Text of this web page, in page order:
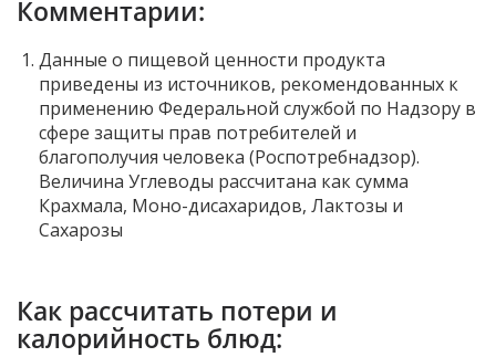
Комментарии:
Данные о пищевой ценности продукта
приведены из источников, рекомендованных к
применению Федеральной службой по Надзору в
сфере защиты прав потребителей и
благополучия человека (Роспотребнадзор).
Величина Углеводы рассчитана как сумма
Крахмала, Моно-дисахаридов, Лактозы и
Сахарозы
Как рассчитать потери и
калорийность блюд: